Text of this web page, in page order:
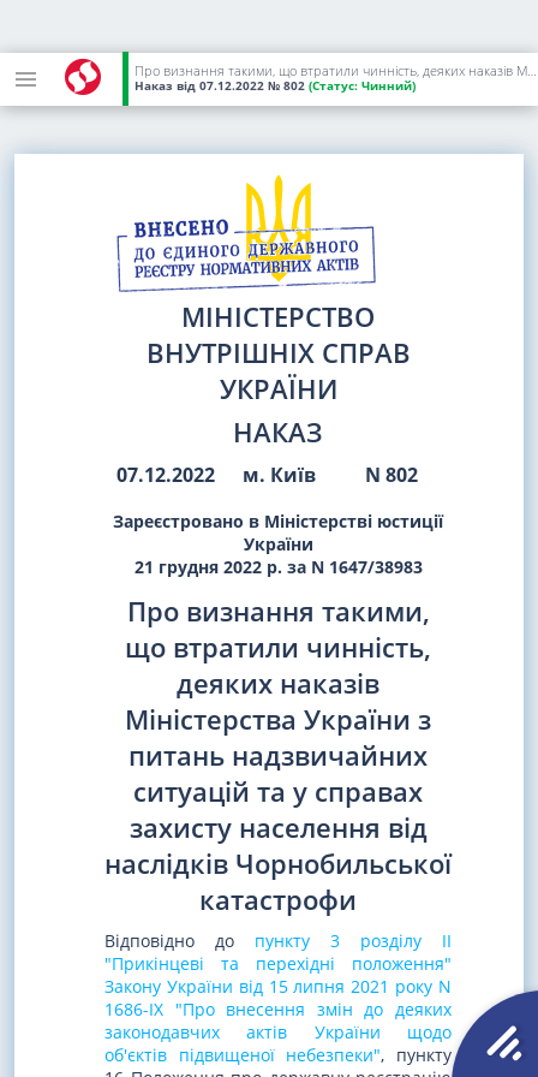
Про визнання такими, що втратили чинність, деяких наказів Міністерства України з питань надзвичайних ситуацій та у справах захисту населення від наслідків Чорнобильської катастрофи
Наказ від 07.12.2022 № 802 (Статус: Чинний)
МІНІСТЕРСТВО
ВНУТРІШНІХ СПРАВ
УКРАЇНИ
НАКАЗ
07.12.2022 м. Київ N 802
Зареєстровано в Міністерстві юстиції
України
21 грудня 2022 р. за N 1647/38983
Про визнання такими,
що втратили чинність,
деяких наказів
Міністерства України з
питань надзвичайних
ситуацій та у справах
захисту населення від
наслідків Чорнобильської
катастрофи
Відповідно до пункту 3 розділу II
"Прикінцеві та перехідні положення"
Закону України від 15 липня 2021 року N
1686-IX "Про внесення змін до деяких
законодавчих актів України щодо
об'єктів підвищеної небезпеки", пункту